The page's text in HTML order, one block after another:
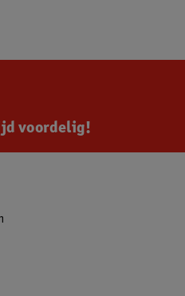
voordelig!